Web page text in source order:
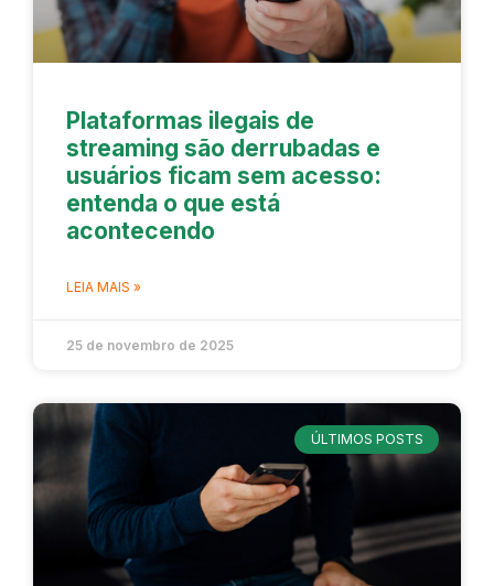
Plataformas ilegais de
streaming são derrubadas e
usuários ficam sem acesso:
entenda o que está
acontecendo
LEIA MAIS »
25 de novembro de 2025
ÚLTIMOS POSTS